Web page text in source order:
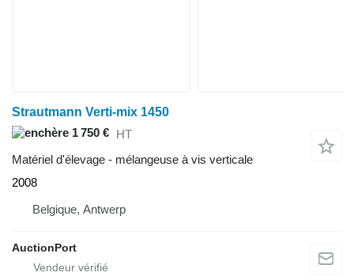
Strautmann Verti-mix 1450
1 750 € HT
Matériel d'élevage - mélangeuse à vis verticale
2008
Belgique, Antwerp
AuctionPort